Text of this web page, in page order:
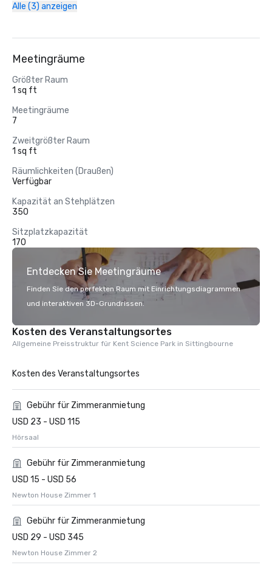
Alle (3) anzeigen
Meetingräume
Größter Raum
1 sq ft
Meetingräume
7
Zweitgrößter Raum
1 sq ft
Räumlichkeiten (Draußen)
Verfügbar
Kapazität an Stehplätzen
350
Sitzplatzkapazität
170
Entdecken Sie Meetingräume
Finden Sie den perfekten Raum mit Einrichtungsdiagrammen
und interaktiven 3D-Grundrissen.
Kosten des Veranstaltungsortes
Allgemeine Preisstruktur für Kent Science Park in Sittingbourne
Kosten des Veranstaltungsortes
Gebühr für Zimmeranmietung
USD 23 - USD 115
Hörsaal
Gebühr für Zimmeranmietung
USD 15 - USD 56
Newton House Zimmer 1
Gebühr für Zimmeranmietung
USD 29 - USD 345
Newton House Zimmer 2